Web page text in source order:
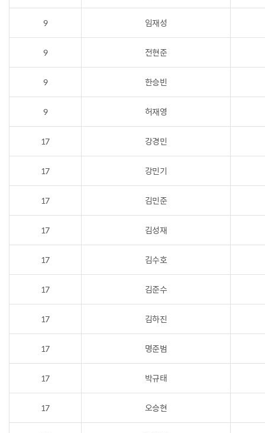
9 임재성
9 전현준
9 한승빈
9 허재영
17 강경민
17 강민기
17 김민준
17 김성재
17 김수호
17 김준수
17 김하진
17 명준범
17 박규태
17 오승현